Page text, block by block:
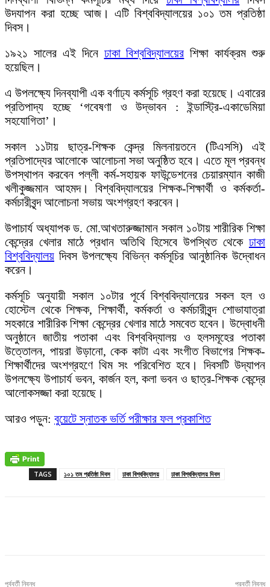
উদযাপন করা হচ্ছে আজ। এটি বিশ্ববিদ্যালয়ের ১০১ তম প্রতিষ্ঠা
দিবস।
১৯২১ সালের এই দিনে ঢাকা বিশ্ববিদ্যালয়ের শিক্ষা কার্যক্রম শুরু
হয়েছিল।
এ উপলক্ষ্যে দিনব্যাপী এক বর্ণাঢ্য কর্মসূচি গ্রহণ করা হয়েছে। এবারের
প্রতিপাদ্য হচ্ছে ‘গবেষণা ও উদ্ভাবন : ইন্ডাস্ট্রি-একাডেমিয়া
সহযোগিতা’।
সকাল ১১টায় ছাত্র-শিক্ষক কেন্দ্র মিলনায়তনে (টিএসসি) এই
প্রতিপাদ্যের আলোকে আলোচনা সভা অনুষ্ঠিত হবে। এতে মূল প্রবন্ধ
উপস্থাপন করবেন পল্লী কর্ম-সহায়ক ফাউন্ডেশনের চেয়ারম্যান কাজী
খলীকুজ্জমান আহমদ। বিশ্ববিদ্যালয়ের শিক্ষক-শিক্ষার্থী ও কর্মকর্তা-
কর্মচারীবৃন্দ আলোচনা সভায় অংশগ্রহণ করবেন।
উপাচার্য অধ্যাপক ড. মো.আখতারুজ্জামান সকাল ১০টায় শারীরিক শিক্ষা
কেন্দ্রের খেলার মাঠে প্রধান অতিথি হিসেবে উপস্থিত থেকে ঢাকা
বিশ্ববিদ্যালয় দিবস উপলক্ষ্যে বিভিন্ন কর্মসূচির আনুষ্ঠানিক উদ্বোধন
করেন।
কর্মসূচি অনুযায়ী সকাল ১০টার পূর্বে বিশ্ববিদ্যালয়ের সকল হল ও
হোস্টেল থেকে শিক্ষক, শিক্ষার্থী, কর্মকর্তা ও কর্মচারীবৃন্দ শোভাযাত্রা
সহকারে শারীরিক শিক্ষা কেন্দ্রের খেলার মাঠে সমবেত হবেন। উদ্বোধনী
অনুষ্ঠানে জাতীয় পতাকা এবং বিশ্ববিদ্যালয় ও হলসমূহের পতাকা
উত্তোলন, পায়রা উড়ানো, কেক কাটা এবং সংগীত বিভাগের শিক্ষক-
শিক্ষার্থীদের অংশগ্রহণে থিম সং পরিবেশিত হবে। দিবসটি উদ্যাপন
উপলক্ষ্যে উপাচার্য ভবন, কার্জন হল, কলা ভবন ও ছাত্র-শিক্ষক কেন্দ্রে
আলোকসজ্জা করা হয়েছে।
আরও পড়ুন: বুয়েটে স্নাতক ভর্তি পরীক্ষার ফল প্রকাশিত
TAGS ১০১ তম প্রতিষ্ঠা দিবস ঢাকা বিশ্ববিদ্যালয় ঢাকা বিশ্ববিদ্যালয় দিবস
পূর্ববর্তী নিবন্ধ পরবর্তী নিবন্ধ